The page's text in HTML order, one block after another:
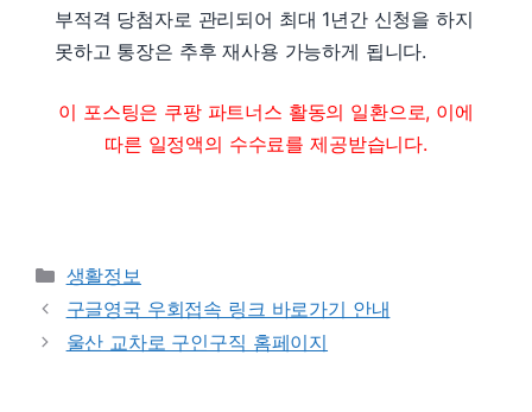
부적격 당첨자로 관리되어 최대 1년간 신청을 하지
못하고 통장은 추후 재사용 가능하게 됩니다.
이 포스팅은 쿠팡 파트너스 활동의 일환으로, 이에
따른 일정액의 수수료를 제공받습니다.
Categories
생활정보
구글영국 우회접속 링크 바로가기 안내
울산 교차로 구인구직 홈페이지